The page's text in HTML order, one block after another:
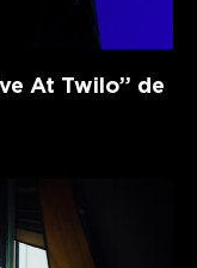
At Twilo” de